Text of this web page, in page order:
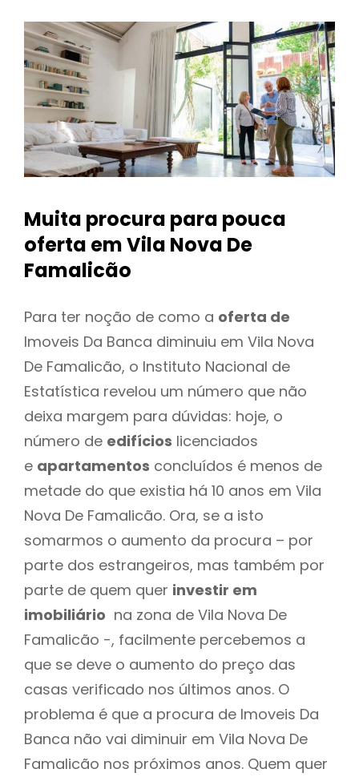
Muita procura para pouca
oferta em Vila Nova De
Famalicão
Para ter noção de como a oferta de
Imoveis Da Banca diminuiu em Vila Nova
De Famalicão, o Instituto Nacional de
Estatística revelou um número que não
deixa margem para dúvidas: hoje, o
número de edifícios licenciados
e apartamentos concluídos é menos de
metade do que existia há 10 anos em Vila
Nova De Famalicão. Ora, se a isto
somarmos o aumento da procura – por
parte dos estrangeiros, mas também por
parte de quem quer investir em
imobiliário na zona de Vila Nova De
Famalicão -, facilmente percebemos a
que se deve o aumento do preço das
casas verificado nos últimos anos. O
problema é que a procura de Imoveis Da
Banca não vai diminuir em Vila Nova De
Famalicão nos próximos anos. Quem quer